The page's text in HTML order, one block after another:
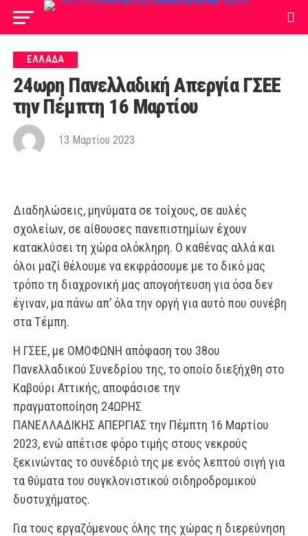
ΕΛΛΑΔΑ
24ωρη Πανελλαδική Απεργία ΓΣΕΕ
την Πέμπτη 16 Μαρτίου
13 Μαρτίου 2023
Διαδηλώσεις, μηνύματα σε τοίχους, σε αυλές
σχολείων, σε αίθουσες πανεπιστημίων έχουν
κατακλύσει τη χώρα ολόκληρη. Ο καθένας αλλά και
όλοι μαζί θέλουμε να εκφράσουμε με το δικό μας
τρόπο τη διαχρονική μας απογοήτευση για όσα δεν
έγιναν, μα πάνω απ’ όλα την οργή για αυτό που συνέβη
στα Τέμπη.
Η ΓΣΕΕ, με ΟΜΟΦΩΝΗ απόφαση του 38ου
Πανελλαδικού Συνεδρίου της, το οποίο διεξήχθη στο
Καβούρι Αττικής, αποφάσισε την
πραγματοποίηση 24ΩΡΗΣ
ΠΑΝΕΛΛΑΔΙΚΗΣ ΑΠΕΡΓΙΑΣ την Πέμπτη 16 Μαρτίου
2023, ενώ απέτισε φόρο τιμής στους νεκρούς
ξεκινώντας το συνέδριό της με ενός λεπτού σιγή για
τα θύματα του συγκλονιστικού σιδηροδρομικού
δυστυχήματος.
Για τους εργαζόμενους όλης της χώρας η διερεύνηση